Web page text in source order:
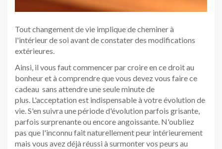
Tout changement de vie implique de cheminer à
l'intérieur de soi avant de constater des modifications
extérieures.
Ainsi, il vous faut commencer par croire en ce droit au
bonheur et à comprendre que vous devez vous faire ce
cadeau sans attendre une seule minute de
plus. L'acceptation est indispensable à votre évolution de
vie. S'en suivra une période d'évolution parfois grisante,
parfois surprenante ou encore angoissante. N'oubliez
pas que l'inconnu fait naturellement peur intérieurement
mais vous avez déjà réussi à surmonter vos peurs au